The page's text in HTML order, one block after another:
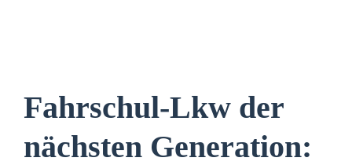
Fahrschul-Lkw der
nächsten Generation: